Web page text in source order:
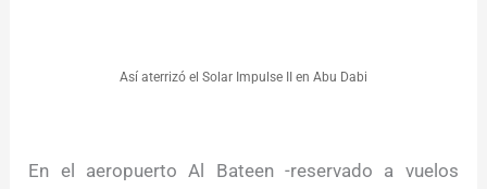
Así aterrizó el Solar Impulse II en Abu Dabi
En el aeropuerto Al Bateen -reservado a vuelos